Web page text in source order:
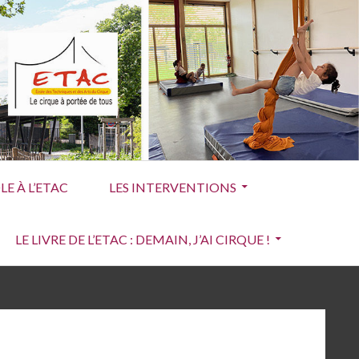
À L’ETAC LES INTERVENTIONS
LE LIVRE DE L’ETAC : DEMAIN, J’AI CIRQUE !